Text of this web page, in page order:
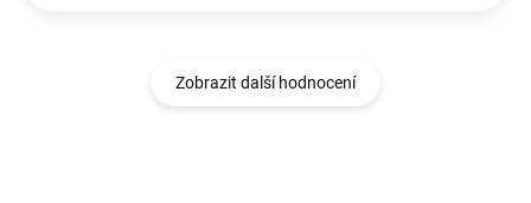
Zobrazit další hodnocení